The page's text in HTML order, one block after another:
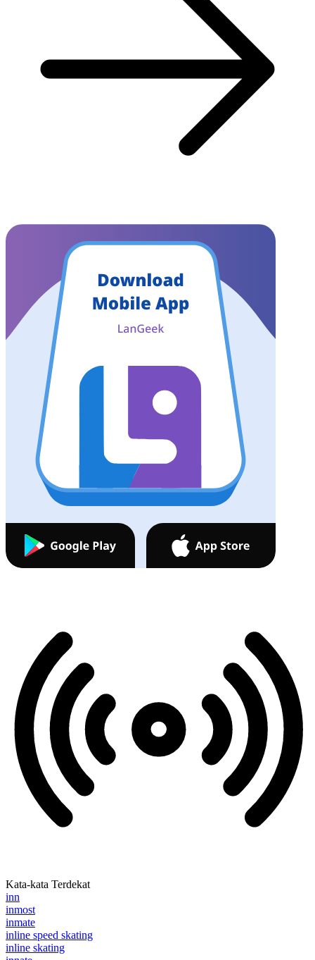
Kata-kata Terdekat
inn
inmost
inmate
inline speed skating
inline skating